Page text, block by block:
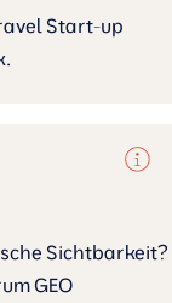
Start-up
Sichtbarkeit?
GEO